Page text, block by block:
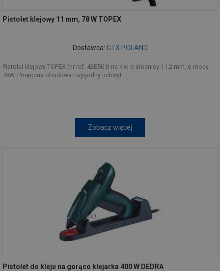
Pistolet klejowy 11 mm, 78 W TOPEX
Dostawca: GTX POLAND
Pistolet klejowy TOPEX (nr ref. 42E501) na klej o średnicy 11.2 mm, o mocy
78W. Poręczna obudowa i wygodny uchwyt...
Zobacz więcej
Pistolet do kleju na gorąco klejarka 400 W DEDRA